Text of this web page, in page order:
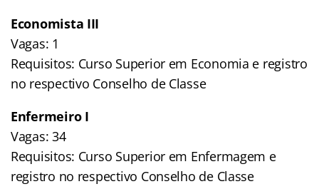
Economista III
Vagas: 1
Requisitos: Curso Superior em Economia e registro
no respectivo Conselho de Classe
Enfermeiro I
Vagas: 34
Requisitos: Curso Superior em Enfermagem e
registro no respectivo Conselho de Classe